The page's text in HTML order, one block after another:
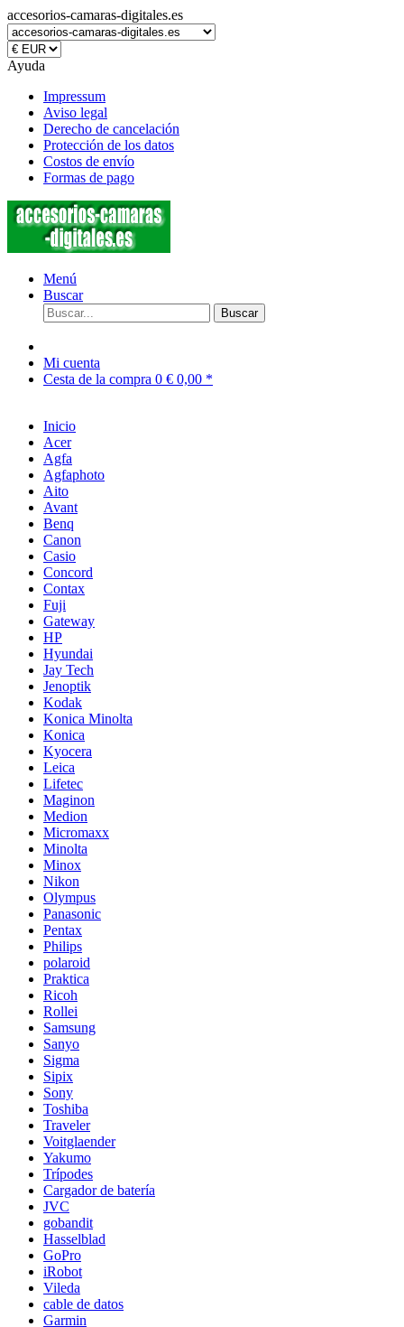
accesorios-camaras-digitales.es
Ayuda
Impressum
Aviso legal
Derecho de cancelación
Protección de los datos
Costos de envío
Formas de pago
Menú
Buscar
Buscar
Mi cuenta
Cesta de la compra 0 € 0,00 *
Inicio
Acer
Agfa
Agfaphoto
Aito
Avant
Benq
Canon
Casio
Concord
Contax
Fuji
Gateway
HP
Hyundai
Jay Tech
Jenoptik
Kodak
Konica Minolta
Konica
Kyocera
Leica
Lifetec
Maginon
Medion
Micromaxx
Minolta
Minox
Nikon
Olympus
Panasonic
Pentax
Philips
polaroid
Praktica
Ricoh
Rollei
Samsung
Sanyo
Sigma
Sipix
Sony
Toshiba
Traveler
Voitglaender
Yakumo
Trípodes
Cargador de batería
JVC
gobandit
Hasselblad
GoPro
iRobot
Vileda
cable de datos
Garmin